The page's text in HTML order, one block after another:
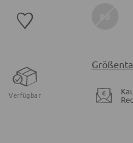
Verfügbar